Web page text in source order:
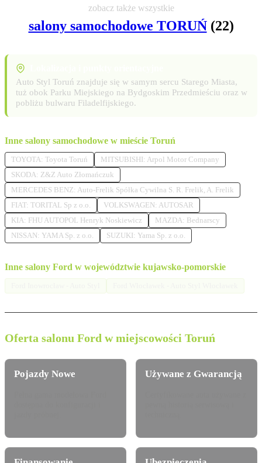
zobacz także wszystkie
salony samochodowe TORUŃ(22)
Auto Styl Toruń znajduje się w samym sercu Starego Miasta,
tuż obok Parku Miejskiego na Bydgoskim Przedmieściu oraz w
pobliżu bulwaru Filadelfijskiego.
Inne salony samochodowe w mieście Toruń
TOYOTA: Toyota Toruń
MITSUBISHI: Arpol Motor Company
SKODA: Z&Z Auto Złomańczuk
MERCEDES BENZ: Auto-Frelik Spółka Cywilna S. R. Frelik, A. Frelik
FIAT: TORITAL Sp z o.o.
VOLKSWAGEN: AUTOSAR
KIA: FHU AUTOPOL Henryk Noskiewicz
MAZDA: Bednarscy
NISSAN: YAMA Sp. z o.o.
SUZUKI: Yama Sp. z o.o.
Inne salony Ford w województwie kujawsko-pomorskie
Oferta salonu Ford w miejscowości Toruń
Pojazdy Nowe Używane z Gwarancją